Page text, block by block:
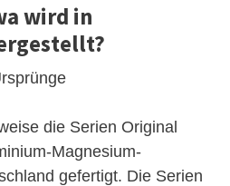
wird in
die Serien Original
Magnesium-
gefertigt. Die Serien